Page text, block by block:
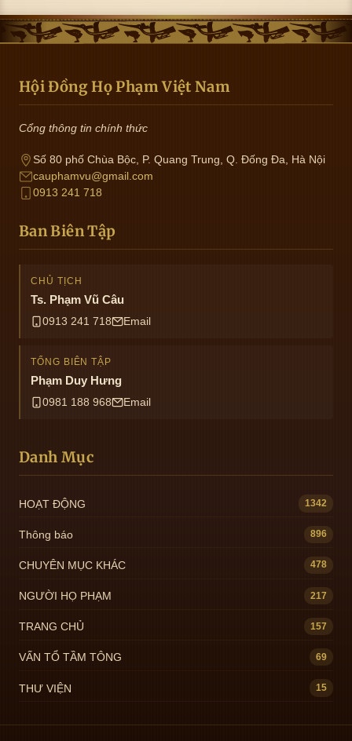
Hội Đồng Họ Phạm Việt Nam
Cổng thông tin chính thức
Số 80 phố Chùa Bộc, P. Quang Trung, Q. Đống Đa, Hà Nội
cauphamvu@gmail.com
0913 241 718
Ban Biên Tập
CHỦ TỊCH
Ts. Phạm Vũ Câu
0913 241 718 Email
TỔNG BIÊN TẬP
Phạm Duy Hưng
0981 188 968 Email
Danh Mục
HOẠT ĐỘNG 1342
Thông báo 896
CHUYÊN MỤC KHÁC 478
NGƯỜI HỌ PHẠM 217
TRANG CHỦ 157
VẤN TỔ TẦM TÔNG 69
THƯ VIỆN 15